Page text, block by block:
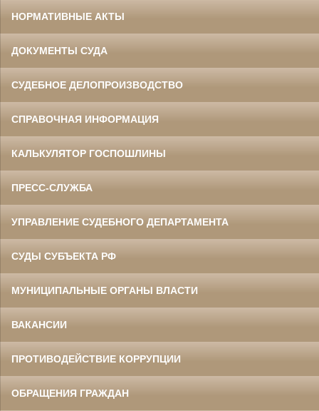
НОРМАТИВНЫЕ АКТЫ
ДОКУМЕНТЫ СУДА
СУДЕБНОЕ ДЕЛОПРОИЗВОДСТВО
СПРАВОЧНАЯ ИНФОРМАЦИЯ
КАЛЬКУЛЯТОР ГОСПОШЛИНЫ
ПРЕСС-СЛУЖБА
УПРАВЛЕНИЕ СУДЕБНОГО ДЕПАРТАМЕНТА
СУДЫ СУБЪЕКТА РФ
МУНИЦИПАЛЬНЫЕ ОРГАНЫ ВЛАСТИ
ВАКАНСИИ
ПРОТИВОДЕЙСТВИЕ КОРРУПЦИИ
ОБРАЩЕНИЯ ГРАЖДАН